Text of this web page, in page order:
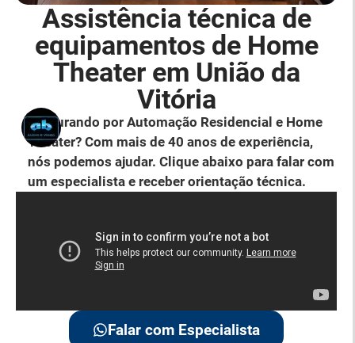
Assistência técnica de
equipamentos de Home
Theater em União da
Vitória
Procurando por Automação Residencial e Home
Theater? Com mais de 40 anos de experiência,
nós podemos ajudar. Clique abaixo para falar com
um especialista e receber orientação técnica.
Falar com Especialista